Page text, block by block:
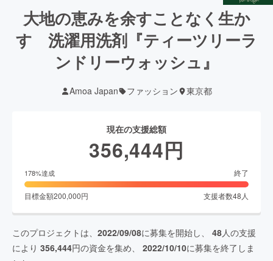
大地の恵みを余すことなく生か
す 洗濯用洗剤『ティーツリーラ
ンドリーウォッシュ』
Amoa Japan ファッション 東京都
現在の支援総額
356,444円
178%達成 終了
目標金額200,000円 支援者数48 人
このプロジェクトは、 2022/09/08に募集を開始し、 48人の支援
により 356,444円の資金を集め、 2022/10/10に募集を終了しま